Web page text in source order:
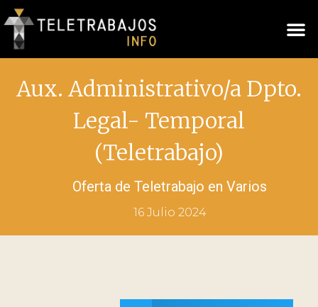
Aux. Administrativo/a Dpto.
Legal- Temporal
(Teletrabajo)
Oferta de Teletrabajo en Varios
16 Julio 2024